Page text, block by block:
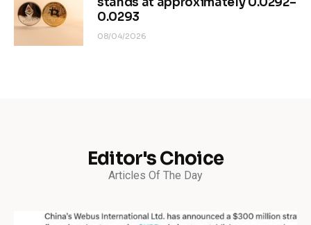
0.0293
08/04/2026
Editor's Choice
Articles Of The Day